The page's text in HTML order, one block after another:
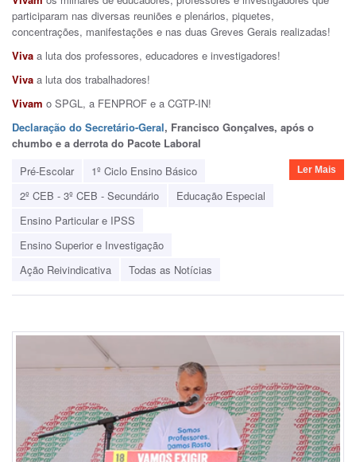
participaram nas diversas reuniões e plenários, piquetes,
concentrações, manifestações e nas duas Greves Gerais realizadas!
Viva a luta dos professores, educadores e investigadores!
Viva a luta dos trabalhadores!
Vivam o SPGL, a FENPROF e a CGTP-IN!
Declaração do Secretário-Geral, Francisco Gonçalves, após o
chumbo e a derrota do Pacote Laboral
Pré-Escolar
1º Ciclo Ensino Básico
2º CEB - 3º CEB - Secundário
Educação Especial
Ensino Particular e IPSS
Ensino Superior e Investigação
Ação Reivindicativa
Todas as Notícias
Ler Mais